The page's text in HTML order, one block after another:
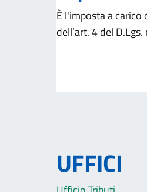
È l'imposta a
dell’art. 4 del
UFFICI